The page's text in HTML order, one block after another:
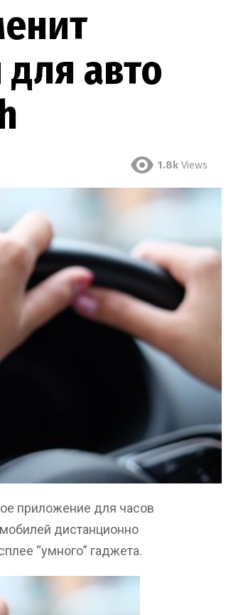
авто
1.8k Views
приложение для часов
дистанционно
“умного” гаджета.